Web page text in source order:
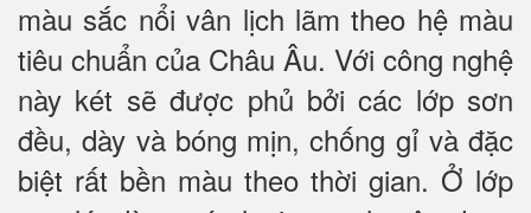
màu sắc nổi vân lịch lãm theo hệ màu
tiêu chuẩn của Châu Âu. Với công nghệ
này két sẽ được phủ bởi các lớp sơn
đều, dày và bóng mịn, chống gỉ và đặc
biệt rất bền màu theo thời gian. Ở lớp